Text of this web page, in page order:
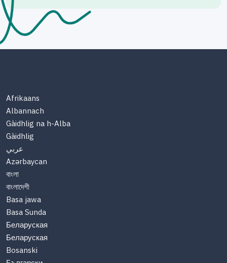
Afrikaans
Albannach
Gàidhlig na h-Alba
Gàidhlig
عربي
Azərbaycan
বাংলা
বাংলাদেশী
Basa jawa
Basa Sunda
Беларуская
Беларуская
Bosanski